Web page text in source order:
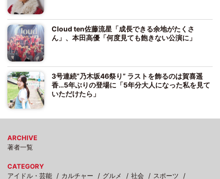
Cloud ten佐藤流星「成長できる余地がたくさ
ん」、本田高優「何度見ても飽きない公演に」
3号連続“乃木坂46祭り” ラストを飾るのは賀喜遥
香…5年ぶりの登場に「5年分大人になった私を見て
いただけたら」
ARCHIVE
著者一覧
CATEGORY
アイドル・芸能
カルチャー グルメ 社会 スポーツ